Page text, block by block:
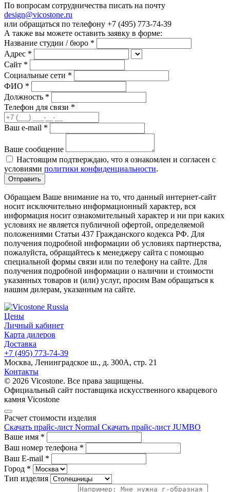
По вопросам сотрудничества писать на почту
design@vicostone.ru
или обращаться по телефону +7 (495) 773-74-39
А также вы можете оставить заявку в форме:
Название студии / бюро *
Адрес *
Сайт *
Социальные сети *
ФИО *
Должность *
Телефон для связи *
Ваш e-mail *
Ваше сообщение
Настоящим подтверждаю, что я ознакомлен и согласен с
условиями политики конфиденциальности.
Отправить
Обращаем Ваше внимание на то, что данный интернет-сайт
носит исключительно информационный характер, вся
информация носит ознакомительный характер и ни при каких
условиях не является публичной офертой, определяемой
положениями Статьи 437 Гражданского кодекса РФ. Для
получения подробной информации об условиях партнерства,
пожалуйста, обращайтесь к менеджеру сайта с помощью
специальной формы связи или по телефону на сайте. Для
получения подробной информации о наличии и стоимости
указанных товаров и (или) услуг, просим Вам обращаться к
нашим дилерам, указанным на сайте.
Цены
Личный кабинет
Карта дилеров
Доставка
+7 (495) 773-74-39
Москва, Ленинградское ш., д. 300А, стр. 21
Контакты
© 2026 Vicostone. Все права защищены.
Официальный сайт поставщика искусственного кварцевого
камня Vicostone
Расчет стоимости изделия
Скачать прайс-лист Normal Скачать прайс-лист JUMBO
Ваше имя *
Ваш номер телефона *
Ваш E-mail *
Город *
Тип изделия